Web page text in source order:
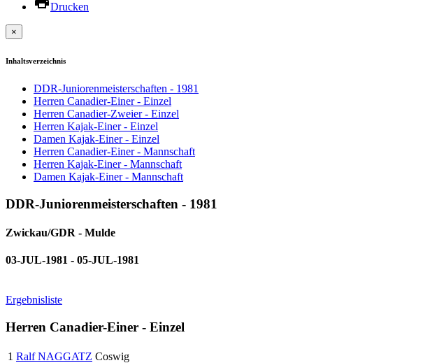
Drucken
×
Inhaltsverzeichnis
DDR-Juniorenmeisterschaften - 1981
Herren Canadier-Einer - Einzel
Herren Canadier-Zweier - Einzel
Herren Kajak-Einer - Einzel
Damen Kajak-Einer - Einzel
Herren Canadier-Einer - Mannschaft
Herren Kajak-Einer - Mannschaft
Damen Kajak-Einer - Mannschaft
DDR-Juniorenmeisterschaften - 1981
Zwickau/GDR - Mulde
03-JUL-1981 - 05-JUL-1981
Ergebnisliste
Herren Canadier-Einer - Einzel
1 Ralf NAGGATZ Coswig